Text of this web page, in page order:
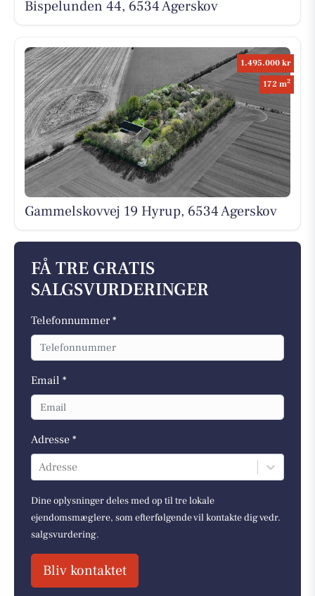
Bispelunden 44, 6534 Agerskov
1.495.000 kr
172 m2
Gammelskovvej 19 Hyrup, 6534 Agerskov
FÅ TRE GRATIS
SALGSVURDERINGER
Telefonnummer *
Email *
Adresse *
Adresse
Dine oplysninger deles med op til tre lokale
ejendomsmæglere, som efterfølgende vil kontakte dig vedr.
salgsvurdering.
Bliv kontaktet